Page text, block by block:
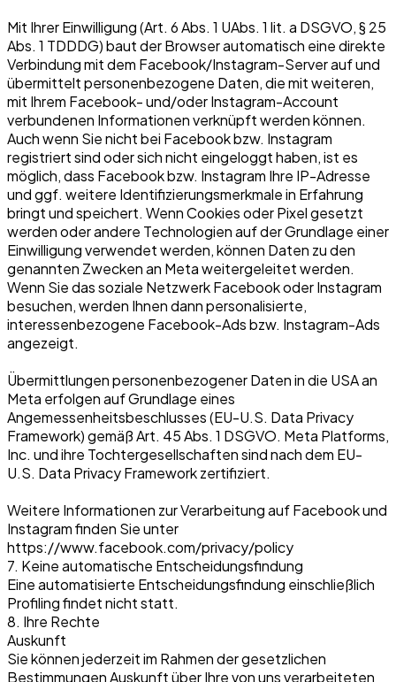
Mit Ihrer Einwilligung (Art. 6 Abs. 1 UAbs. 1 lit. a DSGVO, § 25
Abs. 1 TDDDG) baut der Browser automatisch eine direkte
Verbindung mit dem Facebook/Instagram-Server auf und
übermittelt personenbezogene Daten, die mit weiteren,
mit Ihrem Facebook- und/oder Instagram-Account
verbundenen Informationen verknüpft werden können.
Auch wenn Sie nicht bei Facebook bzw. Instagram
registriert sind oder sich nicht eingeloggt haben, ist es
möglich, dass Facebook bzw. Instagram Ihre IP-Adresse
und ggf. weitere Identifizierungsmerkmale in Erfahrung
bringt und speichert. Wenn Cookies oder Pixel gesetzt
werden oder andere Technologien auf der Grundlage einer
Einwilligung verwendet werden, können Daten zu den
genannten Zwecken an Meta weitergeleitet werden.
Wenn Sie das soziale Netzwerk Facebook oder Instagram
besuchen, werden Ihnen dann personalisierte,
interessenbezogene Facebook-Ads bzw. Instagram-Ads
angezeigt.
Übermittlungen personenbezogener Daten in die USA an
Meta erfolgen auf Grundlage eines
Angemessenheitsbeschlusses (EU-U.S. Data Privacy
Framework) gemäß Art. 45 Abs. 1 DSGVO. Meta Platforms,
Inc. und ihre Tochtergesellschaften sind nach dem EU-
U.S. Data Privacy Framework zertifiziert.
Weitere Informationen zur Verarbeitung auf Facebook und
Instagram finden Sie unter
https://www.facebook.com/privacy/policy
7. Keine automatische Entscheidungsfindung
Eine automatisierte Entscheidungsfindung einschließlich
Profiling findet nicht statt.
8. Ihre Rechte
Auskunft
Sie können jederzeit im Rahmen der gesetzlichen
Bestimmungen Auskunft über Ihre von uns verarbeiteten